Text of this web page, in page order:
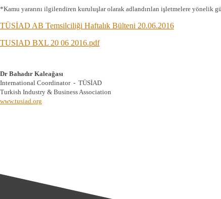
*Kamu yararını ilgilendiren kuruluşlar olarak adlandırılan işletmelere yönelik
TÜSİAD AB Temsilciliği Haftalık Bülteni 20.06.2016
TUSIAD BXL 20 06 2016.pdf
Dr Bahadır Kaleağası
International Coordinator - TÜSİAD
Turkish Industry & Business Association
www.tusiad.org